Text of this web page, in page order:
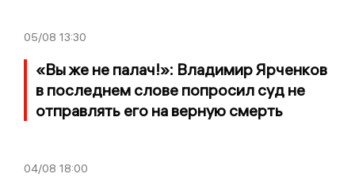
05/08 13:30
«Вы же не палач!»: Владимир Ярченков
в последнем слове попросил суд не
отправлять его на верную смерть
04/08 18:00